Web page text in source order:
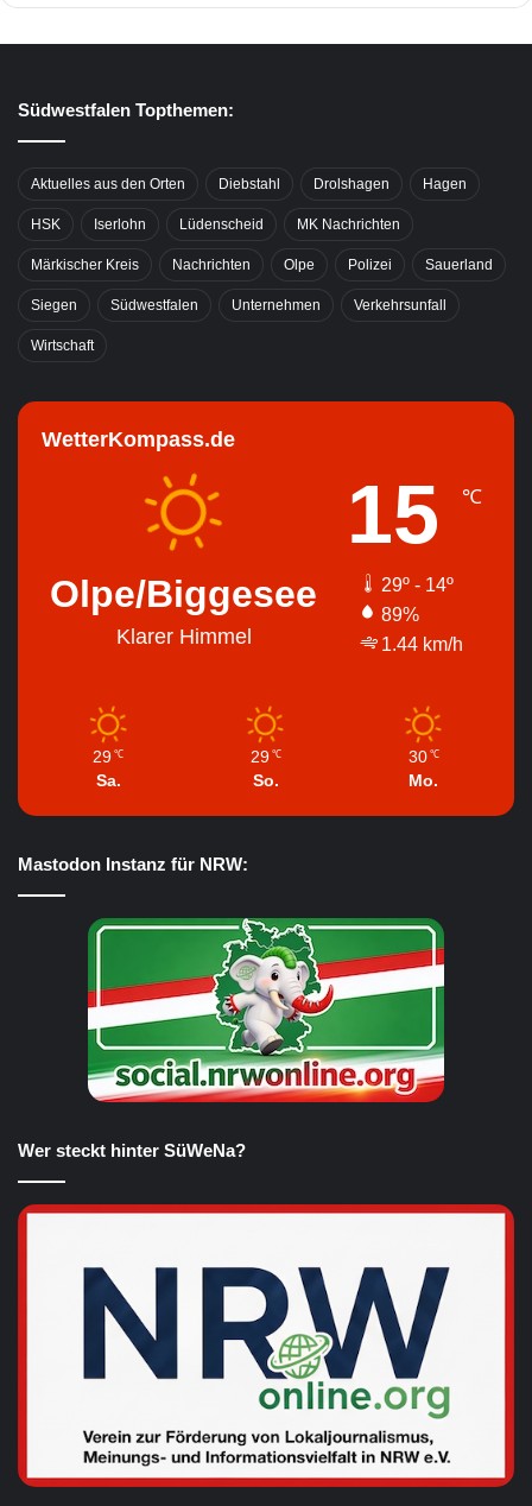
Südwestfalen Topthemen:
Aktuelles aus den Orten Diebstahl Drolshagen Hagen
HSK Iserlohn Lüdenscheid MK Nachrichten
Märkischer Kreis Nachrichten Olpe Polizei Sauerland
Siegen Südwestfalen Unternehmen Verkehrsunfall
Wirtschaft
WetterKompass.de
Olpe/Biggesee
Klarer Himmel
15 ℃
29º - 14º
89%
1.44 km/h
29 ℃
Sa.
29 ℃
So.
30 ℃
Mo.
Mastodon Instanz für NRW:
Wer steckt hinter SüWeNa?